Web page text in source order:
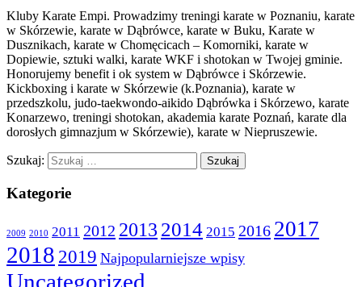
Kluby Karate Empi. Prowadzimy treningi karate w Poznaniu, karate
w Skórzewie, karate w Dąbrówce, karate w Buku, Karate w
Dusznikach, karate w Chomęcicach – Komorniki, karate w
Dopiewie, sztuki walki, karate WKF i shotokan w Twojej gminie.
Honorujemy benefit i ok system w Dąbrówce i Skórzewie.
Kickboxing i karate w Skórzewie (k.Poznania), karate w
przedszkolu, judo-taekwondo-aikido Dąbrówka i Skórzewo, karate
Konarzewo, treningi shotokan, akademia karate Poznań, karate dla
dorosłych gimnazjum w Skórzewie), karate w Niepruszewie.
Szukaj:
Kategorie
2009 2010 2011 2012 2013 2014 2015 2016 2017
2018 2019 Najpopularniejsze wpisy
Uncategorized